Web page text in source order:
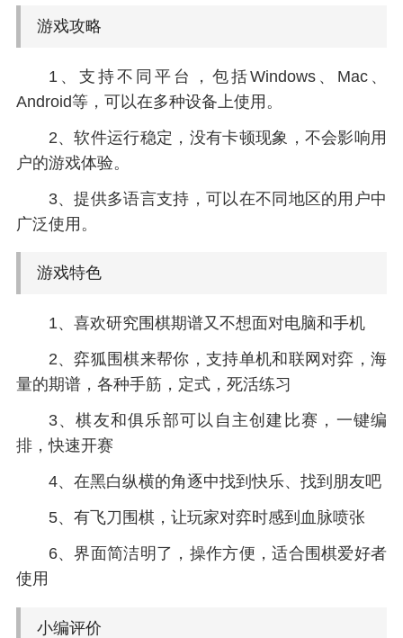
游戏攻略
1、支持不同平台，包括Windows、Mac、
Android等，可以在多种设备上使用。
2、软件运行稳定，没有卡顿现象，不会影响用
户的游戏体验。
3、提供多语言支持，可以在不同地区的用户中
广泛使用。
游戏特色
1、喜欢研究围棋期谱又不想面对电脑和手机
2、弈狐围棋来帮你，支持单机和联网对弈，海
量的期谱，各种手筋，定式，死活练习
3、棋友和俱乐部可以自主创建比赛，一键编
排，快速开赛
4、在黑白纵横的角逐中找到快乐、找到朋友吧
5、有飞刀围棋，让玩家对弈时感到血脉喷张
6、界面简洁明了，操作方便，适合围棋爱好者
使用
小编评价